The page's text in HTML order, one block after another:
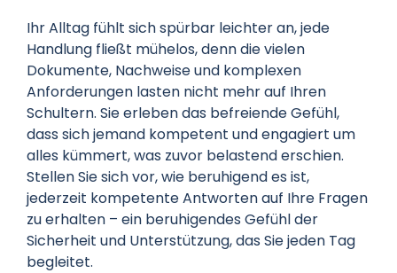
Ihr Alltag fühlt sich spürbar leichter an, jede
Handlung fließt mühelos, denn die vielen
Dokumente, Nachweise und komplexen
Anforderungen lasten nicht mehr auf Ihren
Schultern. Sie erleben das befreiende Gefühl,
dass sich jemand kompetent und engagiert um
alles kümmert, was zuvor belastend erschien.
Stellen Sie sich vor, wie beruhigend es ist,
jederzeit kompetente Antworten auf Ihre Fragen
zu erhalten – ein beruhigendes Gefühl der
Sicherheit und Unterstützung, das Sie jeden Tag
begleitet.